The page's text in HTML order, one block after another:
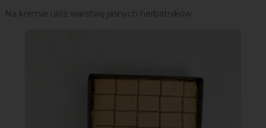
Na kremie ułóż warstwę jasnych herbatników.